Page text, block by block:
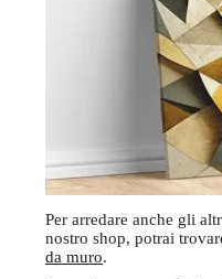
Per arredare anche gli
nostro shop, potrai
da muro.